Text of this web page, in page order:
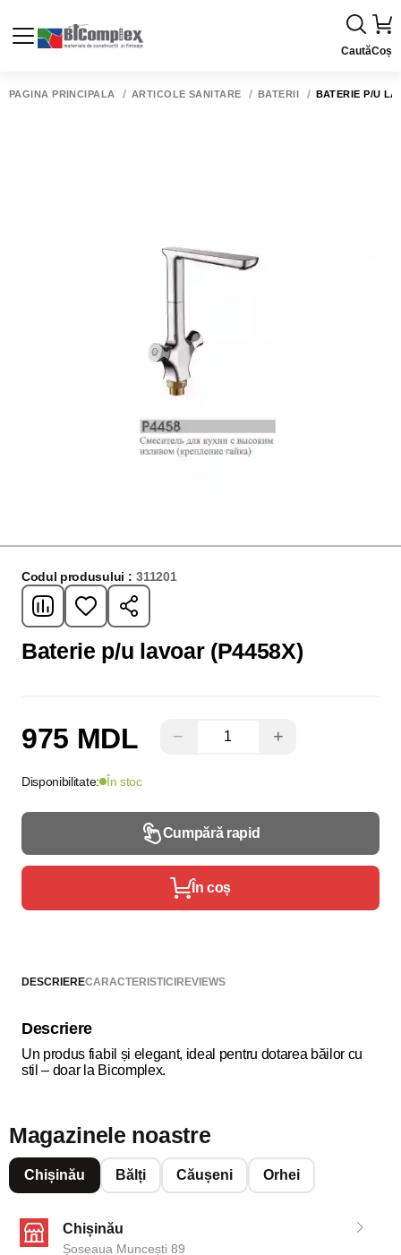
CautăCoș
PAGINA PRINCIPALĂ ARTICOLE SANITARE BATERII BATERIE P/U
Codul produsului : 311201
Baterie p/u lavoar (P4458X)
975 MDL − +
Disponibilitate: În stoc
Cumpără rapid
În coș
DESCRIERECARACTERISTICIREVIEWS
Descriere
Un produs fiabil și elegant, ideal pentru dotarea băilor cu
stil – doar la Bicomplex.
Magazinele noastre
Chișinău Bălți Căușeni Orhei
Chișinău
Șoseaua Muncești 89